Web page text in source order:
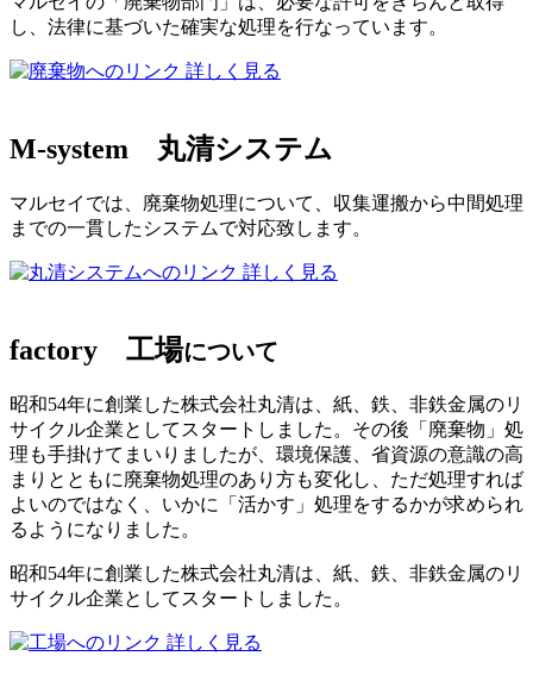
し、法律に基づいた確実な処理を行なっています。
詳しく見る
M-system 丸清システム
マルセイでは、廃棄物処理について、収集運搬から中間処理
までの一貫したシステムで対応致します。
詳しく見る
factory 工場について
昭和54年に創業した株式会社丸清は、紙、鉄、非鉄金属のリ
サイクル企業としてスタートしました。その後「廃棄物」処
理も手掛けてまいりましたが、環境保護、省資源の意識の高
まりとともに廃棄物処理のあり方も変化し、ただ処理すれば
よいのではなく、いかに「活かす」処理をするかが求められ
るようになりました。
昭和54年に創業した株式会社丸清は、紙、鉄、非鉄金属のリ
サイクル企業としてスタートしました。
詳しく見る